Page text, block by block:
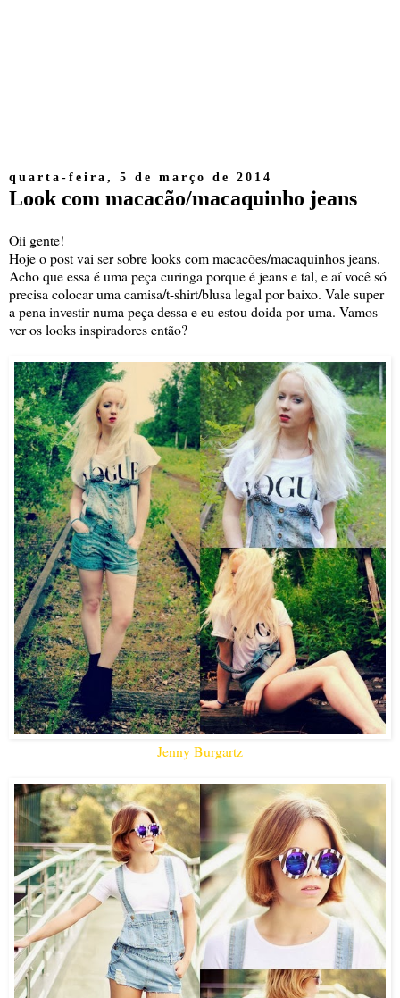
quarta-feira, 5 de março de 2014
Look com macacão/macaquinho jeans
Oii gente!
Hoje o post vai ser sobre looks com macacões/macaquinhos jeans.
Acho que essa é uma peça curinga porque é jeans e tal, e aí você só
precisa colocar uma camisa/t-shirt/blusa legal por baixo. Vale super
a pena investir numa peça dessa e eu estou doida por uma. Vamos
ver os looks inspiradores então?
Jenny Burgartz